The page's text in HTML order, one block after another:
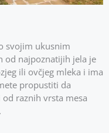
svojim ukusnim
od najpoznatijih jela je
ili ovčjeg mleka i ima
propustiti da
raznih vrsta mesa